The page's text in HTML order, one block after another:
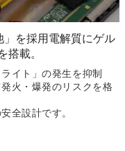
を採用 電解質にゲル
搭載。
イト」の発生を抑制
火・爆発のリスクを格
全設計です。